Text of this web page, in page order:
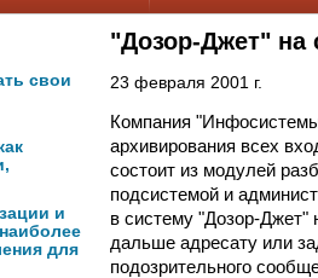
свои
и
для
"Дозор-Джет" на
23 февраля 2001 г.
Компания
архивирования всех
состоит из модулей
подсистемой и
в систему "Дозор-Джет"
дальше адресату или
подозрительного